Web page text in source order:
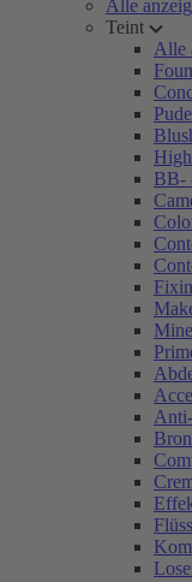
Alle
Teint
Alle
BB-